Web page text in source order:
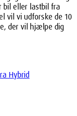
bil eller lastbil fra
vil vi udforske de 10
der vil hjælpe dig
Hybrid